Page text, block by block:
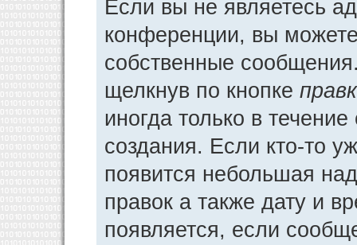
Если вы не являетесь
конференции, вы можете
собственные
щелкнув по кнопке
иногда только в
создания. Если кто-то
появится небольшая
правок а также дату и
появляется, если